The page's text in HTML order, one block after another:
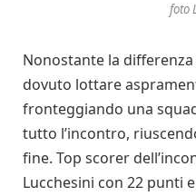
foto
Nonostante la differenza
dovuto lottare
fronteggiando una
tutto l’incontro,
fine. Top scorer
Lucchesini con 22 punti